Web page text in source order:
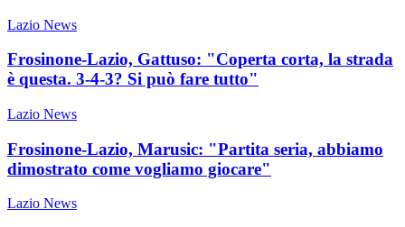
Lazio News
Frosinone-Lazio, Gattuso: "Coperta corta, la strada
è questa. 3-4-3? Si può fare tutto"
Lazio News
Frosinone-Lazio, Marusic: "Partita seria, abbiamo
dimostrato come vogliamo giocare"
Lazio News